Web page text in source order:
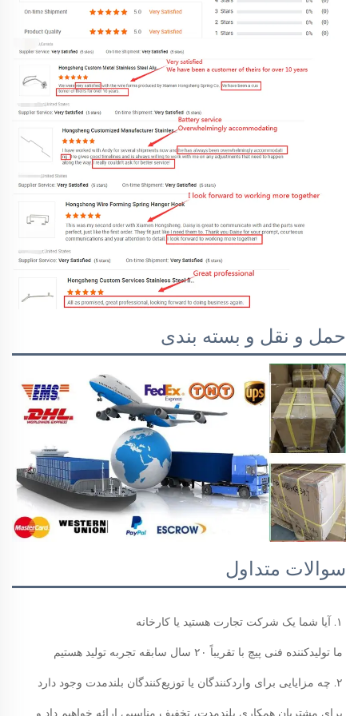
حمل و نقل و بسته بندی
سوالات متداول
۱. آیا شما یک شرکت تجارت هستید یا کارخانه
ما تولیدکننده فنی پیچ با تقریباً ۲۰ سال سابقه تجربه تولید هستیم
۲. چه مزایایی برای واردکنندگان یا توزیع‌کنندگان بلندمدت وجود دارد